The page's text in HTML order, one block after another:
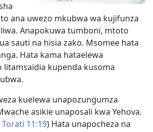
ana uwezo mkubwa wa kujifunza
Anapokuwa tumboni, mtoto
sauti na hisia zako. Msomee hata
Hata kama hataelewa
litamsaidia kupenda kusoma
kuelewa unapozungumza
asikie unaposali kwa Yehova.
11:19) Hata unapocheza na